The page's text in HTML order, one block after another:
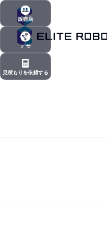
販売店
販売店
デモ
デモ
見積もりを依頼する